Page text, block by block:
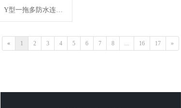
Y型一拖多防水连接线系列
« 1 2 3 4 5 6 7 8 ... 16 17 »